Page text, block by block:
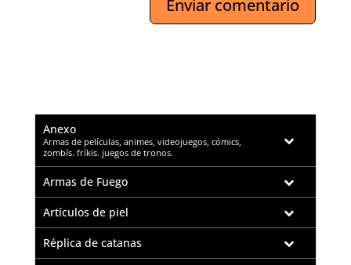
Anexo
–
Armas de películas, animes, videojuegos, cómics,
zombís. fríkis. juegos de tronos.
Armas de Fuego
Artículos de piel
Réplica de catanas